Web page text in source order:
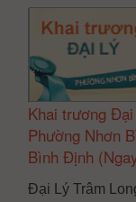
Khai trương
Phường Nhơn
Bình Định
Đại Lý Trâm